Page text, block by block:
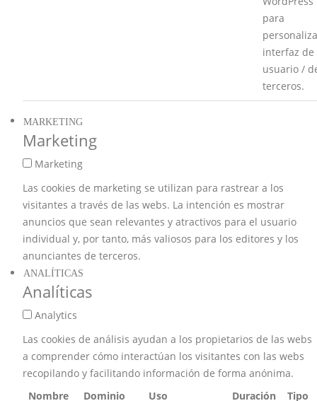
para
interfaz de
usuario /
terceros.
MARKETING
Marketing
Marketing
Las cookies de marketing se utilizan para rastrear a los
visitantes a través de las webs. La intención es mostrar
anuncios que sean relevantes y atractivos para el usuario
individual y, por tanto, más valiosos para los editores y los
anunciantes de terceros.
ANALÍTICAS
Analíticas
Analytics
Las cookies de análisis ayudan a los propietarios de las webs
a comprender cómo interactúan los visitantes con las webs
recopilando y facilitando información de forma anónima.
Nombre
Dominio Uso Duración Tipo